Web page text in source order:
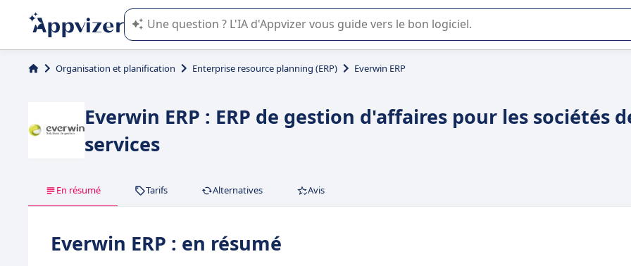
L'IA de Appvizer vous guide dans l'utilisation ou la sélection de logiciel SaaS en entreprise.
Organisation et planification Enterprise resource planning (ERP) Everwin ERP
Everwin ERP : ERP de gestion d'affaires pour les sociétés
services
En résumé Tarifs Alternatives Avis
Everwin ERP : en résumé